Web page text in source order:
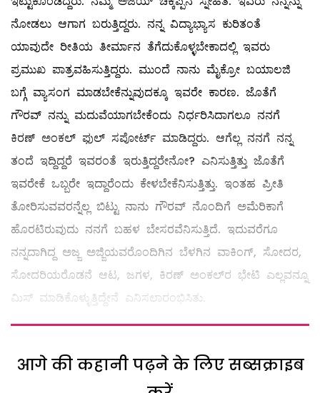
ನೋಡಲು ಆಗಾಗ ಬರುತ್ತಿದ್ದರು. ನನ್ನ ವಿದ್ಯಾಭ್ಯಾಸ ಕುರಿತಂತೆ
ಯಾವುದೇ ರೀತಿಯ ತೀರ್ಮಾನ ತೆಗೆದುಕೊಳ್ಳಬೇಕಾದಲ್ಲಿ ಇವರು
ಪ್ರಮುಖ ಪಾತ್ರವಹಿಸುತ್ತಿದ್ದರು. ಮುಂದೆ ನಾನು ಮೈಕ್ರೋ ಬಯಾಲಜಿ
ಬಗ್ಗೆ ವ್ಯಾಸಂಗ ಮಾಡಬೇಕೆನ್ನುವುದಕ್ಕೂ ಇವರೇ ಕಾರಣ. ಜೊತೆಗೆ
ಗೌರವ್ ನನ್ನು ಮದುವೆಯಾಗಬೇಕೆಂದು ನಿರ್ಧರಿಸಿದಾಗಲೂ ನನಗೆ
ಕಿರಣ್‌ ಅಂಕಲ್ ಫುಲ್ ಸಪೋರ್ಟ್‌ ಮಾಡಿದ್ದರು. ಆಗೆಲ್ಲ ನನಗೆ ನನ್ನ
ತಂದೆ ಇದ್ದಿದ್ದರೆ ಇವರಂತೆ ಇರುತ್ತಿದ್ದರೇನೋ? ಎನಿಸುತ್ತಿತ್ತು ಜೊತೆಗೆ
ಇವರೇಕೆ ಒಬ್ಬರೇ ಇದ್ದಾರೆಂದು ಕೇಳಬೇಕೆನಿಸುತ್ತಿತ್ತು. ಇಂತಹ ಪ್ರೀತಿ
ತೋರಿಸುವವರನ್ನೆಲ್ಲ ಬಿಟ್ಟು ನಾನು ಗೌರವ್ ನೊಂದಿಗೆ ಅಮೆರಿಕಾಗೆ
ಹೊರಟಿರುವುದು ನನಗೆ ಬಹಳ ಬೇಸರವೆನಿಸುತ್ತಿದೆ. ಇದುವರೆಗೂ
ನನ್ನದಾಗಿದ್ದ ಅಜ್ಜ ಅಜ್ಜಿಯವರೊಂದಿಗಿನ ಬೆಳಗಿನ ವಾಕಿಂಗ್‌, ಸೋದರ,
ಸೋದರಿಯರೊಡನೆ ಆಟ, ಜಗಳ, ಕಿರಣ್‌ ಅಂಕಲ್‌ರ ಭೇಟಿ ಎಲ್ಲವನ್ನೂ
ಮಿಸ್‌ ಮಾಡಿಕೊಳ್ಳುತ್ತಿದ್ದೇನೆ ಎನಿಸಲಾರಂಭಿಸಿತು.
आगे की कहानी पढ़ने के लिए सब्सक्राइब